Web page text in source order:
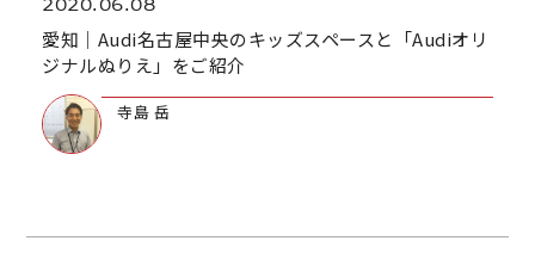
2020.06.08
愛知｜Audi名古屋中央のキッズスペースと「Audiオリ
ジナルぬりえ」をご紹介
寺島 岳